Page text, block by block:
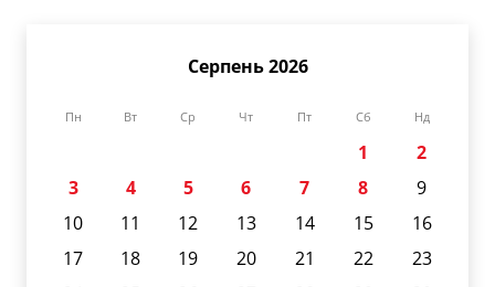
Серпень 2026
Пн Вт Ср Чт Пт Сб Нд
1
2
3
4 5 6 7 8
9
10
11 12 13 14 15
16
17
18 19 20 21 22
23